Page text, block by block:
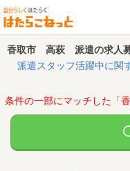
香取市 高萩 派遣の求人
派遣スタッフ活躍中に関
条件の一部にマッチした「